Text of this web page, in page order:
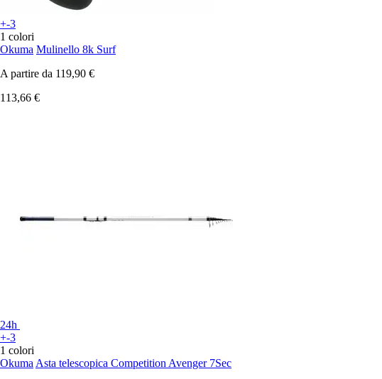
+-3
1 colori
Okuma Mulinello 8k Surf
A partire da 119,90 €
113,66 €
24h
+-3
1 colori
Okuma Asta telescopica Competition Avenger 7Sec